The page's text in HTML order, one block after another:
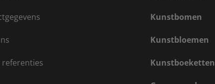
referenties
Kunstbomen
Kunstbloemen
Kunstboeketten